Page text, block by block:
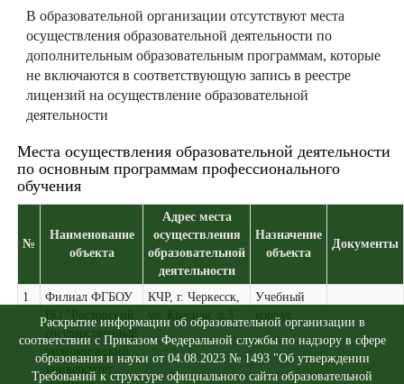
В образовательной организации отсутствуют места
осуществления образовательной деятельности по
дополнительным образовательным программам, которые
не включаются в соответствующую запись в реестре
лицензий на осуществление образовательной
деятельности
Места осуществления образовательной деятельности
по основным программам профессионального
обучения
№
Наименование
объекта
Адрес места
осуществления
образовательной
деятельности
Назначение
объекта
Документы
1
Филиал ФГБОУ
ВО "Ростовский
государственный
экономический
университет
КЧР, г. Черкесск,
ул. Красная, д.3
Учебный
корпус
Раскрытие информации об образовательной организации в
соответствии с Приказом Федеральной службы по надзору в сфере
образования и науки от 04.08.2023 № 1493 "Об утверждении
Требований к структуре официального сайта образовательной